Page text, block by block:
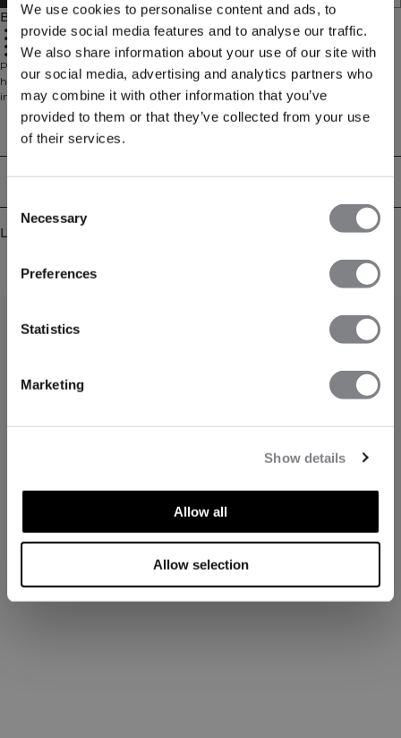
We use cookies to personalise content and ads, to
provide social media features and to analyse our traffic.
We also share information about your use of our site with
our social media, advertising and analytics partners who
may combine it with other information that you’ve
provided to them or that they’ve collected from your use
of their services.
Selection
Necessary
Preferences
Statistics
Marketing
Show details
Allow all
Allow selection
Beskrivelse
Full glidelås
Cropped lengde
Lommer inkludert
Standard passform
Perfekt for daglig bruk, Everyday Cropped Zipper Hoodie er designet for å
holde deg komfortabel fra treningsstudioet til hjemme eller hvor som helst
imellom. Denne avkortede hettegenseren har moderne passform og er laget
av en myk børstet blanding av 60% bomull og 40% polyester. Med sin vanlige
passform og full glidelås er den et enkelt lag å ta på før eller etter treningen.
Tekniske egenskaper
Levering og retur
Lignende produkter